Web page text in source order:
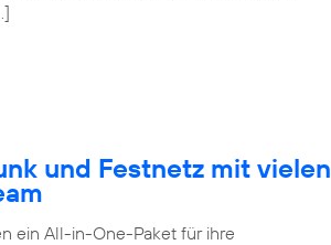
und Festnetz mit vielen
ein All-in-One-Paket für ihre